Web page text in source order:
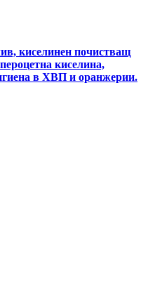
киселинен почистващ
киселина,
в ХВП и оранжерии.